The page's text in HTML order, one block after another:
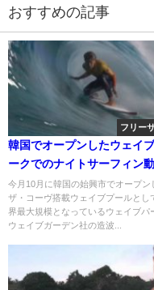
おすすめの記事
フリー
韓国でオープンしたウェイ
ークでのナイトサーフィン
今月10月に韓国の始興市でオープン
ザ・コーヴ搭載ウェイブプールとし
界最大規模となっているウェイブパ
ウェイブガーデン社の造波...